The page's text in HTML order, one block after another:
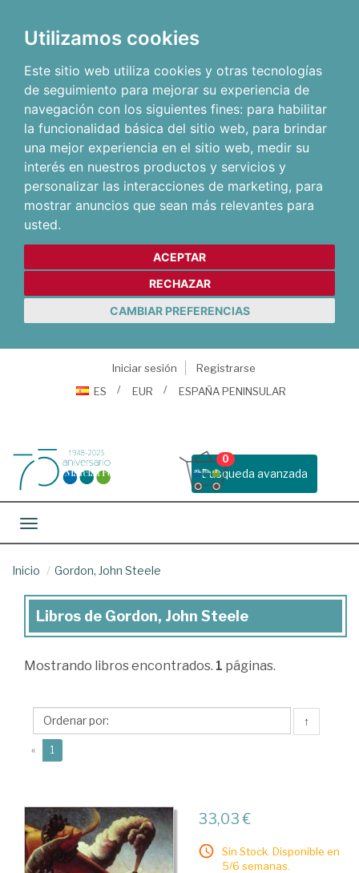
Utilizamos cookies
Este sitio web utiliza cookies y otras tecnologías
de seguimiento para mejorar su experiencia de
navegación con los siguientes fines: para habilitar
la funcionalidad básica del sitio web, para brindar
una mejor experiencia en el sitio web, medir su
interés en nuestros productos y servicios y
personalizar las interacciones de marketing, para
mostrar anuncios que sean más relevantes para
usted.
ACEPTAR
RECHAZAR
CAMBIAR PREFERENCIAS
Iniciar sesión
Registrarse
ES
EUR ESPAÑA PENINSULAR
Busqueda avanzada
0
Toggle navigation
Inicio Gordon, John Steele
Libros
Gordon,
Steele
Libros de Gordon, John Steele
Mostrando libros encontrados. 1 páginas.
↑
« 1
33,03 €
Sin Stock. Disponible en
5/6 semanas.